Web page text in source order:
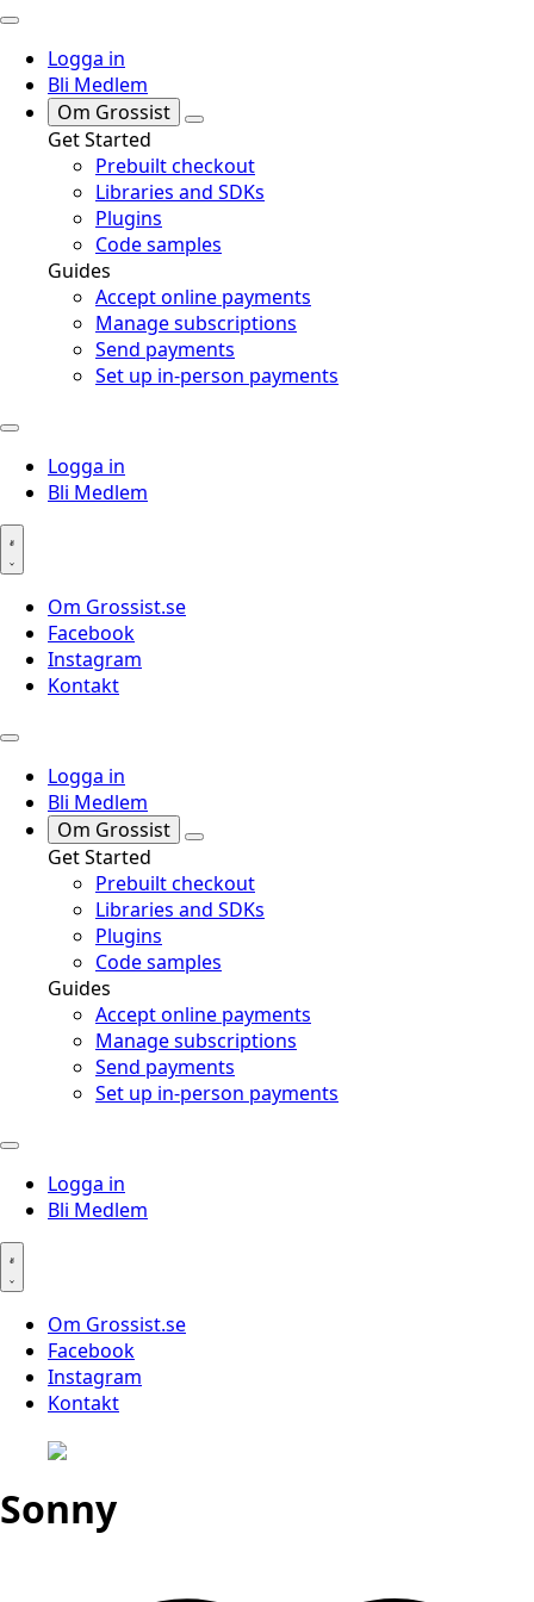
Logga in
Bli Medlem
Om Grossist
Get Started
Prebuilt checkout
Libraries and SDKs
Plugins
Code samples
Guides
Accept online payments
Manage subscriptions
Send payments
Set up in-person payments
Logga in
Bli Medlem
Om Grossist.se
Facebook
Instagram
Kontakt
Logga in
Bli Medlem
Om Grossist
Get Started
Prebuilt checkout
Libraries and SDKs
Plugins
Code samples
Guides
Accept online payments
Manage subscriptions
Send payments
Set up in-person payments
Logga in
Bli Medlem
Om Grossist.se
Facebook
Instagram
Kontakt
Sonny